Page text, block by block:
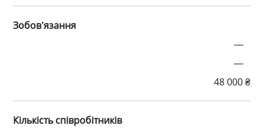
Зобов’язання
—
—
48 000 ₴
Кількість співробітників